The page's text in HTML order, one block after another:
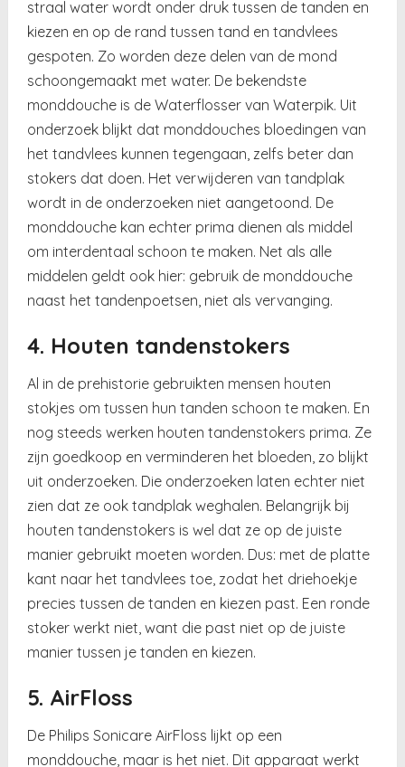
straal water wordt onder druk tussen de tanden en
kiezen en op de rand tussen tand en tandvlees
gespoten. Zo worden deze delen van de mond
schoongemaakt met water. De bekendste
monddouche is de Waterflosser van Waterpik. Uit
onderzoek blijkt dat monddouches bloedingen van
het tandvlees kunnen tegengaan, zelfs beter dan
stokers dat doen. Het verwijderen van tandplak
wordt in de onderzoeken niet aangetoond. De
monddouche kan echter prima dienen als middel
om interdentaal schoon te maken. Net als alle
middelen geldt ook hier: gebruik de monddouche
naast het tandenpoetsen, niet als vervanging.
4. Houten tandenstokers
Al in de prehistorie gebruikten mensen houten
stokjes om tussen hun tanden schoon te maken. En
nog steeds werken houten tandenstokers prima. Ze
zijn goedkoop en verminderen het bloeden, zo blijkt
uit onderzoeken. Die onderzoeken laten echter niet
zien dat ze ook tandplak weghalen. Belangrijk bij
houten tandenstokers is wel dat ze op de juiste
manier gebruikt moeten worden. Dus: met de platte
kant naar het tandvlees toe, zodat het driehoekje
precies tussen de tanden en kiezen past. Een ronde
stoker werkt niet, want die past niet op de juiste
manier tussen je tanden en kiezen.
5. AirFloss
De Philips Sonicare AirFloss lijkt op een
monddouche, maar is het niet. Dit apparaat werkt